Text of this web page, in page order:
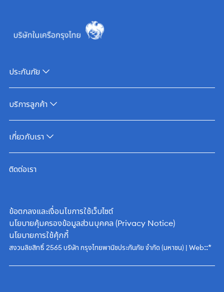
ประกันภัย
บริการลูกค้า
เกี่ยวกับเรา
ติดต่อเรา
ข้อตกลงและเงื่อนไขการใช้เว็บไซต์
นโยบายคุ้มครองข้อมูลส่วนบุคคล (Privacy Notice)
นโยบายการใช้คุ้กกี้
สงวนลิขสิทธิ์ 2565 บริษัท กรุงไทยพานิชประกันภัย จำกัด (มหาชน) | Web::*